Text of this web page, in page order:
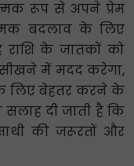
रूप से अपने प्रेम
बदलाव के लिए
के जातकों को
में मदद करेगा,
लिए बेहतर करने के
सलाह दी जाती है कि
की जरूरतों और